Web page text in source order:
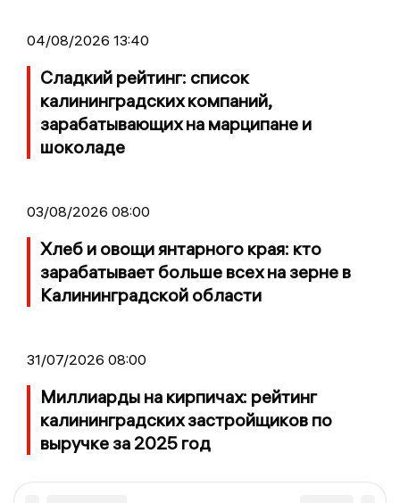
04/08/2026 13:40
Сладкий рейтинг: список
калининградских компаний,
зарабатывающих на марципане и
шоколаде
03/08/2026 08:00
Хлеб и овощи янтарного края: кто
зарабатывает больше всех на зерне в
Калининградской области
31/07/2026 08:00
Миллиарды на кирпичах: рейтинг
калининградских застройщиков по
выручке за 2025 год